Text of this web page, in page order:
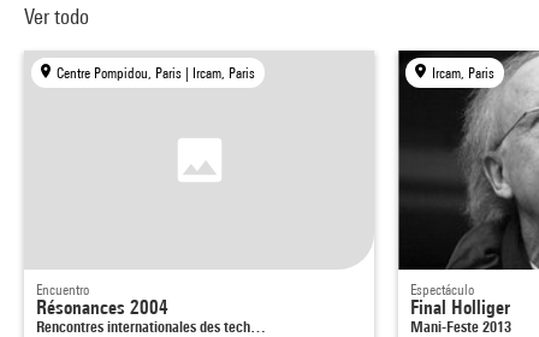
Ver todo
Centre Pompidou, Paris | Ircam, Paris
Encuentro
Résonances 2004
Rencontres internationales des tech…
Ircam, Paris
Espectáculo
Final Holliger
Mani-Feste 2013